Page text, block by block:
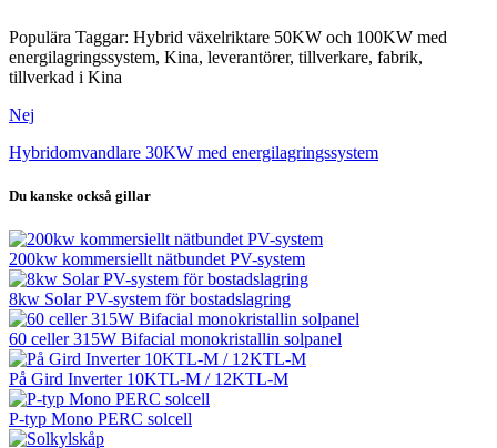
Populära Taggar: Hybrid växelriktare 50KW och 100KW med
energilagringssystem, Kina, leverantörer, tillverkare, fabrik,
tillverkad i Kina
Nej
Hybridomvandlare 30KW med energilagringssystem
Du kanske också gillar
200kw kommersiellt nätbundet PV-system
8kw Solar PV-system för bostadslagring
60 celler 315W Bifacial monokristallin solpanel
På Gird Inverter 10KTL-M / 12KTL-M
P-typ Mono PERC solcell